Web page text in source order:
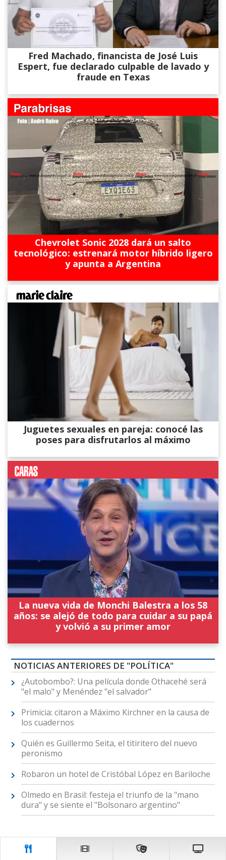
Fred Machado, financista de José Luis
Espert, fue declarado culpable de lavado y
fraude en Texas
Chevrolet Sonic 2028 dará un salto
tecnológico: estrenará motor híbrido ligero
y apunta a Argentina
Juguetes sexuales en pareja: conocé las
poses para disfrutarlos al máximo
La nueva vida de Monchi Balestra a los 58
años: se alejó de todo para cuidar a su papá
y volvió a su primer amor
NOTICIAS ANTERIORES DE "POLÍTICA"
¿Autobombo?: Una película donde Othacehé será
"el malo" y Menéndez "el salvador"
Primicia: citaron a Máximo Kirchner en la causa de
los cuadernos
Quién es Guillermo Seita, el titiritero del nuevo
peronismo
Robaron un hotel de Cristóbal López en Bariloche
Olmedo en Brasil: festeja el triunfo de la "mano
dura" y se siente el "Bolsonaro argentino"